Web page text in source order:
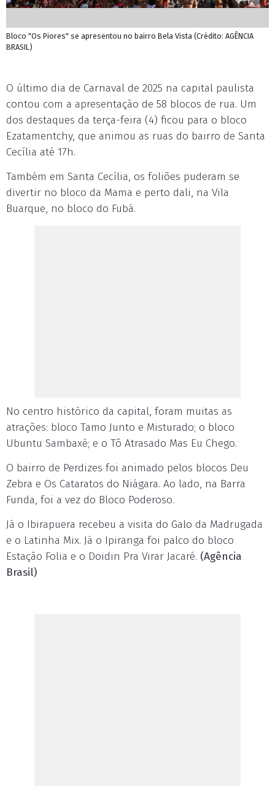
Bloco "Os Piores" se apresentou no bairro Bela Vista (Crédito: AGÊNCIA
BRASIL)
O último dia de Carnaval de 2025 na capital paulista
contou com a apresentação de 58 blocos de rua. Um
dos destaques da terça-feira (4) ficou para o bloco
Ezatamentchy, que animou as ruas do bairro de Santa
Cecília até 17h.
Também em Santa Cecília, os foliões puderam se
divertir no bloco da Mama e perto dali, na Vila
Buarque, no bloco do Fubá.
No centro histórico da capital, foram muitas as
atrações: bloco Tamo Junto e Misturado; o bloco
Ubuntu Sambaxé; e o Tô Atrasado Mas Eu Chego.
O bairro de Perdizes foi animado pelos blocos Deu
Zebra e Os Cataratos do Niágara. Ao lado, na Barra
Funda, foi a vez do Bloco Poderoso.
Já o Ibirapuera recebeu a visita do Galo da Madrugada
e o Latinha Mix. Já o Ipiranga foi palco do bloco
Estação Folia e o Doidin Pra Virar Jacaré. (Agência
Brasil)